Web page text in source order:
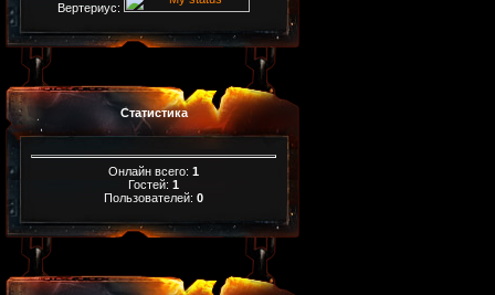
Вертериус:
Статистика
Онлайн всего: 1
Гостей: 1
Пользователей: 0